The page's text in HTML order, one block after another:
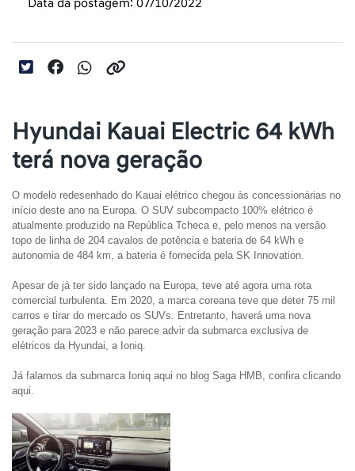
Hyundai Kauai Electric 64 kWh
terá nova geração
O modelo redesenhado do Kauai elétrico chegou às concessionárias no
início deste ano na Europa. O SUV subcompacto 100% elétrico é
atualmente produzido na República Tcheca e, pelo menos na versão
topo de linha de 204 cavalos de potência e bateria de 64 kWh e
autonomia de 484 km, a bateria é fornecida pela SK Innovation.
Apesar de já ter sido lançado na Europa, teve até agora uma rota
comercial turbulenta. Em 2020, a marca coreana teve que deter 75 mil
carros e tirar do mercado os SUVs. Entretanto, haverá uma nova
geração para 2023 e não parece advir da submarca exclusiva de
elétricos da Hyundai, a Ioniq.
Já falamos da submarca Ioniq aqui no blog Saga HMB, confira clicando
aqui.